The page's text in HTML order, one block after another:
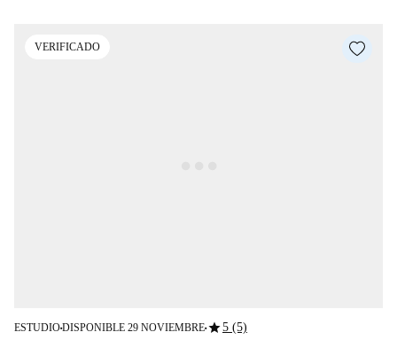
VERIFICADO
ESTUDIO■DISPONIBLE 29 NOVIEMBRE■star5 (5)